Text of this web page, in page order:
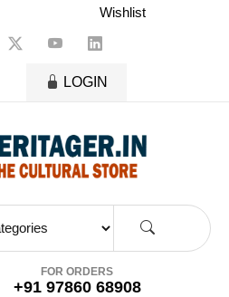
Wishlist
LOGIN
FOR ORDERS
+91 97860 68908